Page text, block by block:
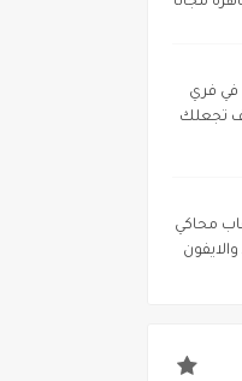
فري
تجعلك
8 العاب محاكي